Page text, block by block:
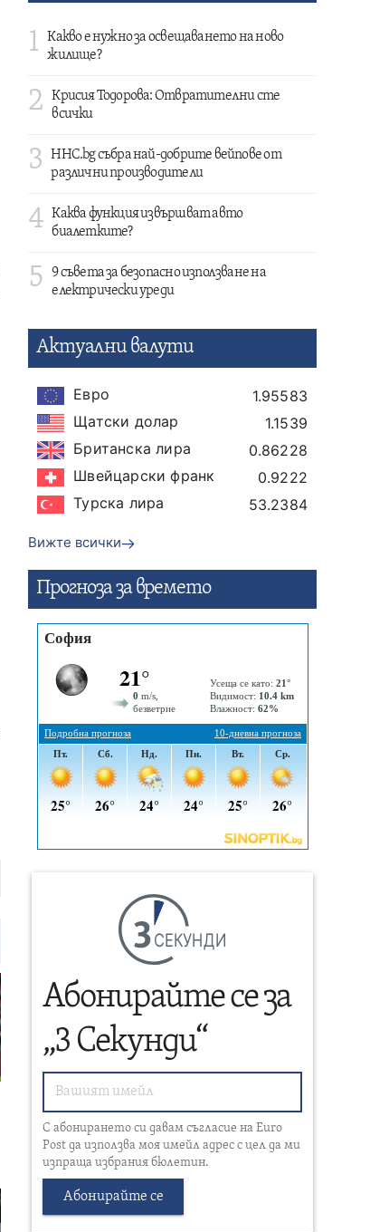
1
Какво е нужно за освещаването на ново
жилище?
2
Крисия Тодорова: Отвратителни сте
всички
3
HHC.bg събра най-добрите вейпове от
различни производители
4 Каква функция извършват авто
биалетките?
5
9 съвета за безопасно използване на
електрически уреди
Актуални валути
Евро
1.95583
Щатски долар
1.1539
Британска лира
0.86228
Швейцарски франк
0.9222
Турска лира
53.2384
Вижте всички
Прогнозa за времето
СЕКУНДИ
Абонирайте се за
„3 Секунди“
С абонирането си давам съгласие на Euro
Post да използва моя имейл адрес с цел да ми
изпраща избрания бюлетин.
Абонирайте се